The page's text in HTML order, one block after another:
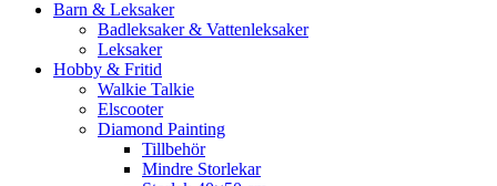
Barn & Leksaker
Badleksaker & Vattenleksaker
Leksaker
Hobby & Fritid
Walkie Talkie
Elscooter
Diamond Painting
Tillbehör
Mindre Storlekar